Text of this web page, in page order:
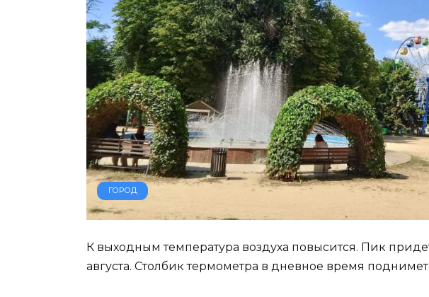
ГОРОД
К выходным температура воздуха повысится. Пик
августа. Столбик термометра в дневное время